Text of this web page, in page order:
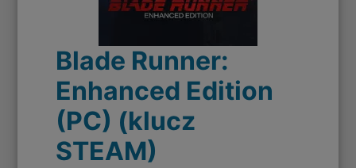
Blade Runner:
Enhanced Edition
(PC) (klucz
STEAM)